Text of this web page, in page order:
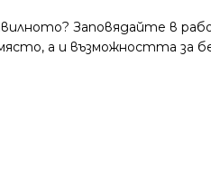
Заповядайте в
а и възможността за